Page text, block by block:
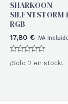
SHARKOON
SILENTSTORM
RGB
17,80 € IVA
con
¡Solo 2 en stock!